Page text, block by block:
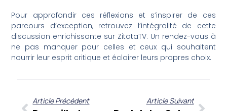
Pour approfondir ces réflexions et s’inspirer de ces
parcours d’exception, retrouvez l’intégralité de cette
discussion enrichissante sur ZitataTV. Un rendez-vous à
ne pas manquer pour celles et ceux qui souhaitent
nourrir leur esprit critique et éclairer leurs propres choix.
Article Précédent Article Suivant